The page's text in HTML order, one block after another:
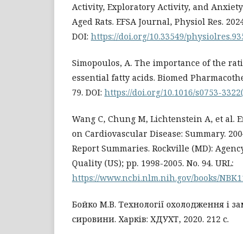
Activity, Exploratory Activity, and
Aged Rats. EFSA Journal, Physiol Res.
DOI: https://doi.org/10.33549/
Simopoulos, A. The importance of the
essential fatty acids. Biomed
79. DOI: https://doi.org/10.1016/s0753-
Wang C, Chung M, Lichtenstein A, et al.
on Cardiovascular Disease: Summary.
Report Summaries. Rockville (MD):
Quality (US); pp. 1998-2005. No. 94. URL:
https://www.ncbi.nlm.nih.gov/books/
Бойко М.В. Технології охолодження і
сировини. Харків: ХДУХТ, 2020. 212 с.